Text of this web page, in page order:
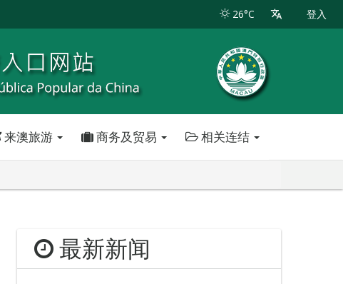
26°C 登入
来澳旅游 商务及贸易 相关连结
最新新闻